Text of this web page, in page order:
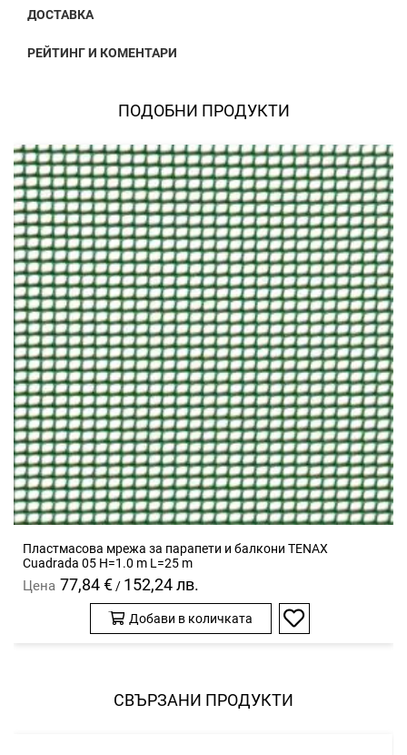
ДОСТАВКА
РЕЙТИНГ И КОМЕНТАРИ
ПОДОБНИ ПРОДУКТИ
Пластмасова мрежа за парапети и балкони TENAX
Cuadrada 05 H=1.0 m L=25 m
Цена 77,84 € / 152,24 лв.
Добави в количката
Добави
СВЪРЗАНИ ПРОДУКТИ